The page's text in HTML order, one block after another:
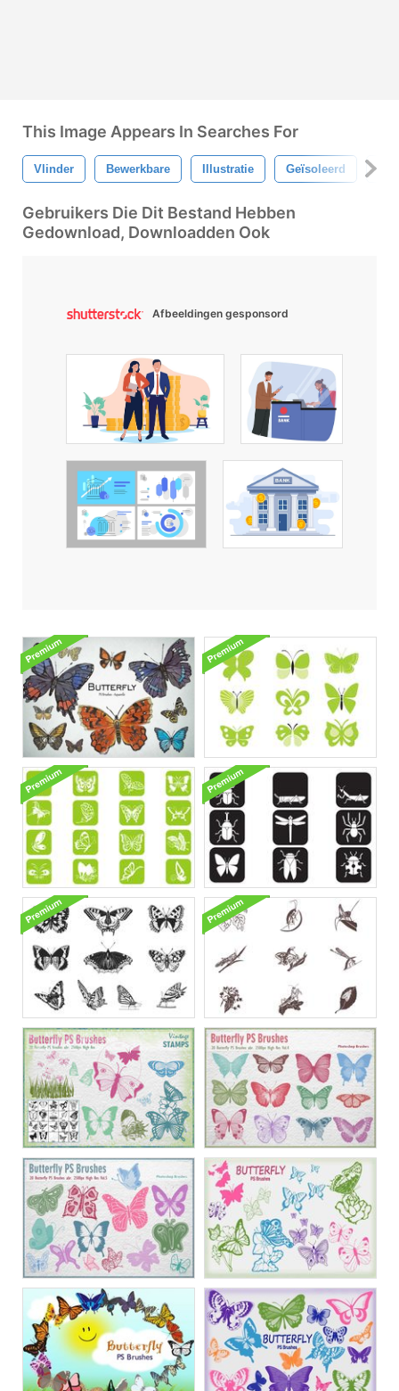
This Image Appears In Searches For
Vlinder Bewerkbare Illustratie Geïsoleerd
Gebruikers Die Dit Bestand Hebben
Gedownload, Downloadden Ook
Afbeeldingen gesponsord